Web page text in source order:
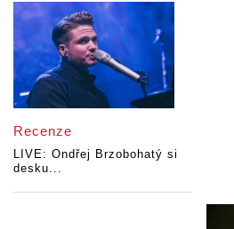
Recenze
LIVE: Ondřej Brzobohatý si
desku...